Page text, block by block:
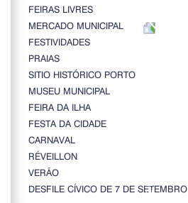
FEIRAS LIVRES
MERCADO MUNICIPAL
FESTIVIDADES
PRAIAS
SITIO HISTÓRICO PORTO
MUSEU MUNICIPAL
FEIRA DA ILHA
FESTA DA CIDADE
CARNAVAL
RÉVEILLON
VERÃO
DESFILE CÍVICO DE 7 DE SETEMBRO